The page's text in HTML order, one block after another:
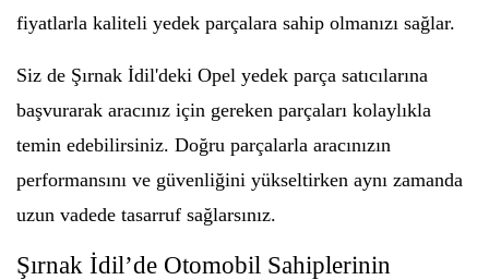
fiyatlarla kaliteli yedek parçalara sahip olmanızı sağlar.
Siz de Şırnak İdil'deki Opel yedek parça satıcılarına
başvurarak aracınız için gereken parçaları kolaylıkla
temin edebilirsiniz. Doğru parçalarla aracınızın
performansını ve güvenliğini yükseltirken aynı zamanda
uzun vadede tasarruf sağlarsınız.
Şırnak İdil’de Otomobil Sahiplerinin